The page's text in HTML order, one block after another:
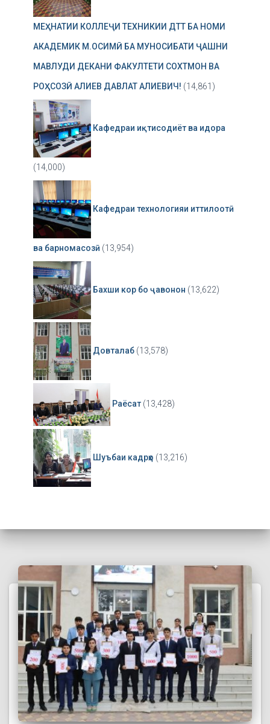
МЕҲНАТИИ КОЛЛЕҶИ ТЕХНИКИИ ДТТ БА НОМИ
АКАДЕМИК М.ОСИМӢ БА МУНОСИБАТИ ҶАШНИ
МАВЛУДИ ДЕКАНИ ФАКУЛТЕТИ СОХТМОН ВА
РОҲСОЗӢ АЛИЕВ ДАВЛАТ АЛИЕВИЧ! (14,861)
Кафедраи иқтисодиёт ва идора
(14,000)
Кафедраи технологияи иттилоотӣ
ва барномасозӣ (13,954)
Бахши кор бо ҷавонон (13,622)
Довталаб (13,578)
Раёсат (13,428)
Шуъбаи кадрҳо (13,216)